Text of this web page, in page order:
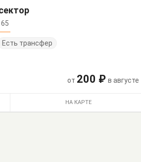
Есть трансфер
от 200 ₽ в августе
НА КАРТЕ